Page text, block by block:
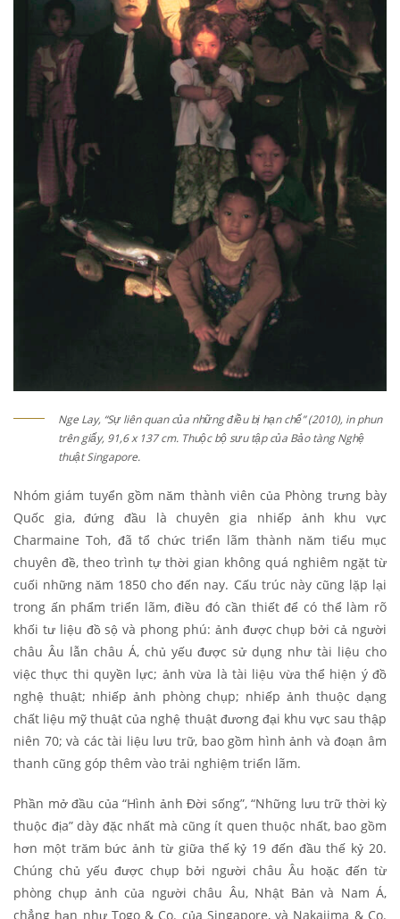
Nge Lay, “Sự liên quan của những điều bị hạn chế” (2010), in phun
trên giấy, 91,6 x 137 cm. Thuộc bộ sưu tập của Bảo tàng Nghệ
thuật Singapore.
Nhóm giám tuyển gồm năm thành viên của Phòng trưng bày
Quốc gia, đứng đầu là chuyên gia nhiếp ảnh khu vực
Charmaine Toh, đã tổ chức triển lãm thành năm tiểu mục
chuyên đề, theo trình tự thời gian không quá nghiêm ngặt từ
cuối những năm 1850 cho đến nay. Cấu trúc này cũng lặp lại
trong ấn phẩm triển lãm, điều đó cần thiết để có thể làm rõ
khối tư liệu đồ sộ và phong phú: ảnh được chụp bởi cả người
châu Âu lẫn châu Á, chủ yếu được sử dụng như tài liệu cho
việc thực thi quyền lực; ảnh vừa là tài liệu vừa thể hiện ý đồ
nghệ thuật; nhiếp ảnh phòng chụp; nhiếp ảnh thuộc dạng
chất liệu mỹ thuật của nghệ thuật đương đại khu vực sau thập
niên 70; và các tài liệu lưu trữ, bao gồm hình ảnh và đoạn âm
thanh cũng góp thêm vào trải nghiệm triển lãm.
Phần mở đầu của “Hình ảnh Đời sống”, “Những lưu trữ thời kỳ
thuộc địa” dày đặc nhất mà cũng ít quen thuộc nhất, bao gồm
hơn một trăm bức ảnh từ giữa thế kỷ 19 đến đầu thế kỷ 20.
Chúng chủ yếu được chụp bởi người châu Âu hoặc đến từ
phòng chụp ảnh của người châu Âu, Nhật Bản và Nam Á,
chẳng hạn như Togo & Co. của Singapore, và Nakajima & Co.